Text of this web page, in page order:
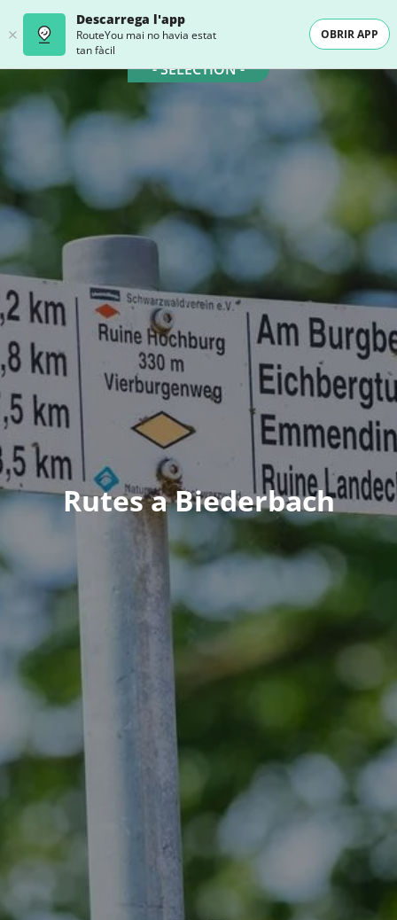
Descarrega l'app
RouteYou mai no havia estat
tan fàcil
OBRIR APP
- SELECTION -
Rutes a Biederbach